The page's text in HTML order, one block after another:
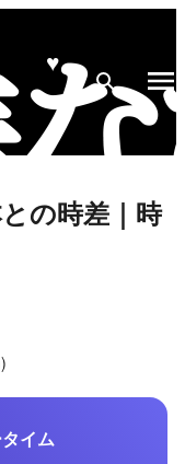
♥
の時差｜時
イム